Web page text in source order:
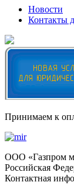
Новости
Контакты
Принимаем к
OOO «Газпром
Российская
Контактная